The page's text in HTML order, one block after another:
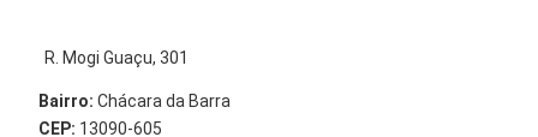
R. Mogi Guaçu, 301
Bairro: Chácara da Barra
CEP: 13090-605